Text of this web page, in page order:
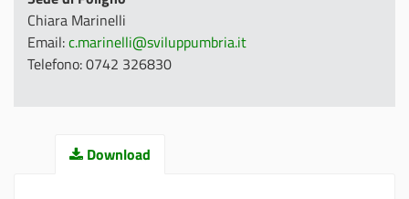
Chiara Marinelli
Email:c.marinelli@sviluppumbria.it
Telefono: 0742 326830
Download